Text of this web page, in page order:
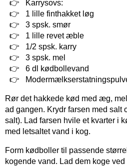
Karrysovs:
1 lille finthakket løg
3 spsk. smør
1 lille revet æble
1/2 spsk. karry
3 spsk. mel
6 dl kødbollevand
Rør det hakkede kød med æg,
ad gangen. Krydr farsen med salt
salt). Lad farsen hvile et kvarter i
med letsaltet vand i kog.
Form kødboller til passende
kogende vand. Lad dem koge